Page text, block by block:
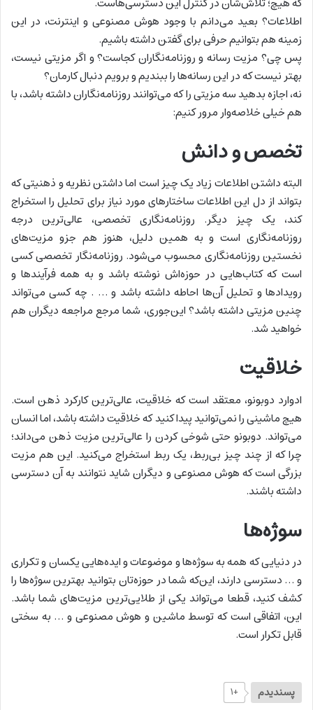
اطلاعات؟ بعید می‌دانم با وجود هوش مصنوعی و اینترنت، در این
زمینه هم بتوانیم حرفی برای گفتن داشته باشیم.
پس چی؟ مزیت رسانه و روزنامه‌نگاران کجاست؟ و اگر مزیتی نیست،
بهتر نیست که در این رسانه‌ها را ببندیم و برویم دنبال کارمان؟
نه، اجازه بدهید سه مزیتی را که می‌توانند روزنامه‌نگاران داشته باشد، با
هم خیلی خلاصه‌وار مرور کنیم:
تخصص و دانش
البته داشتن اطلاعات زیاد یک چیز است اما داشتن نظریه و ذهنیتی که
بتواند از دل این اطلاعات ساختارهای مورد نیاز برای تحلیل را استخراج
کند، یک چیز دیگر. روزنامه‌نگاری تخصصی، عالی‌ترین درجه
روزنامه‌نگاری است و به همین دلیل، هنوز هم جزو مزیت‌‌های
نخستین روزنامه‌نگاری محسوب می‌شود. روزنامه‌نگار تخصصی کسی
است که کتاب‌هایی در حوزه‌اش نوشته باشد و به همه فرآیندها و
رویدادها و تحلیل آن‌ها احاطه داشته باشد و … . چه کسی می‌تواند
چنین مزیتی داشته باشد؟ این‌جوری، شما مرجع مراجعه دیگران هم
خواهید شد.
خلاقیت
ادوارد دوبونو، معتقد است که خلاقیت، عالی‌ترین کارکرد ذهن است.
هیچ ماشینی را نمی‌توانید پیدا کنید که خلاقیت داشته باشد، اما انسان
می‌تواند. دوبونو حتی شوخی کردن را عالی‌ترین مزیت ذهن می‌داند؛
چرا که از چند چیز بی‌ربط، یک ربط استخراج می‌کنید. این هم مزیت
بزرگی است که هوش مصنوعی و دیگران شاید نتوانند به آن دسترسی
داشته باشند.
سوژه‌ها
در دنیایی که همه به سوژه‌ها و موضوعات و ایده‌هایی یکسان و تکراری
و … دسترسی دارند، این‌که شما در حوزه‌تان بتوانید بهترین سوژه‌ها را
کشف کنید، قطعا می‌تواند یکی از طلایی‌ترین مزیت‌های شما باشد.
این، اتفاقی است که توسط ماشین و هوش مصنوعی و … به سختی
قابل تکرار است.
پسندیدم +۱